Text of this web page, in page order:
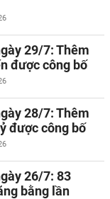
29/7: Thêm
được công bố
28/7: Thêm
được công bố
26/7: 83
bằng lần